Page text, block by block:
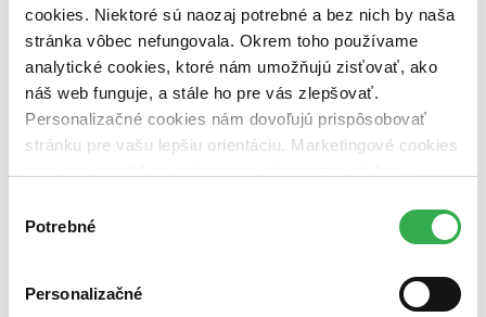
cookies. Niektoré sú naozaj potrebné a bez nich by naša
stránka vôbec nefungovala. Okrem toho používame
analytické cookies, ktoré nám umožňujú zisťovať, ako
náš web funguje, a stále ho pre vás zlepšovať.
Personalizačné cookies nám dovoľujú prispôsobovať
stránku pre vašu lepšiu orientáciu. Marketingové cookies
nám pomohlo, keby sme mohli používať všetky tieto
súhlasu
Potrebné
Personalizačné